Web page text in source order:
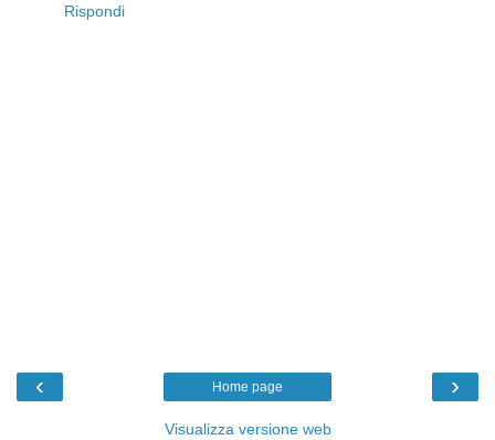
Rispondi
‹ ›
Home page
Visualizza versione web